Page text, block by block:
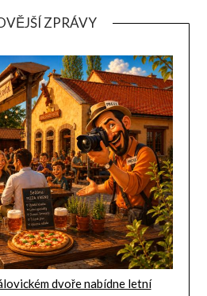
ZPRÁVY
dvoře nabídne letní